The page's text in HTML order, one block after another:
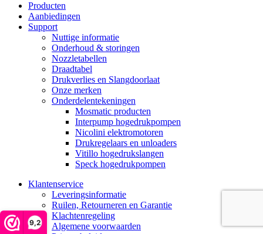
9,2
Producten
Aanbiedingen
Support
Nuttige informatie
Onderhoud & storingen
Nozzletabellen
Draadtabel
Drukverlies en Slangdoorlaat
Onze merken
Onderdelentekeningen
Mosmatic producten
Interpump hogedrukpompen
Nicolini elektromotoren
Drukregelaars en unloaders
Vitillo hogedrukslangen
Speck hogedrukpompen
Klantenservice
Leveringsinformatie
Ruilen, Retourneren en Garantie
Klachtenregeling
Algemene voorwaarden